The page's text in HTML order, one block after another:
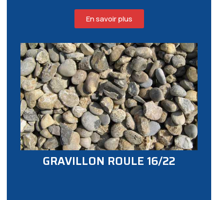
En savoir plus
GRAVILLON ROULE 16/22